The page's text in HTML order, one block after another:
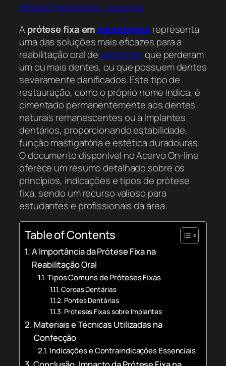
https://t.me/odonto_resumos
A prótese fixa emodontologia representa
uma das soluções mais eficazes para a
reabilitação oral de pacientesque perderam
um ou mais dentes, ou que possuem dentes
severamente danificados. Este tipo de
restauração, como o próprio nome indica, é
cimentado permanentemente aos dentes
naturais remanescentes ou a implantes
dentários, proporcionando estabilidade,
função mastigatória e estética duradouras.
O documento disponível no Acervo On-line
oferece um resumo detalhado sobre os
princípios, indicações e tipos de prótese
fixa, sendo um recurso valioso para
estudantes e profissionais da área.
Table of Contents
A Importância da Prótese Fixa na
Reabilitação Oral
Tipos Comuns de Próteses Fixas
Coroas Dentárias
Pontes Dentárias
Próteses Fixas sobre Implantes
Materiais e Técnicas Utilizadas na
Confecção
Indicações e Contraindicações Essenciais